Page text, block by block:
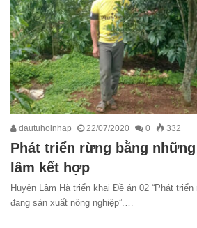
dautuhoinhap 22/07/2020 0 332
Phát triển rừng bằng
lâm kết hợp
Huyện Lâm Hà triển khai Đề án 02 “Phát
đang sản xuất nông nghiệp”.…